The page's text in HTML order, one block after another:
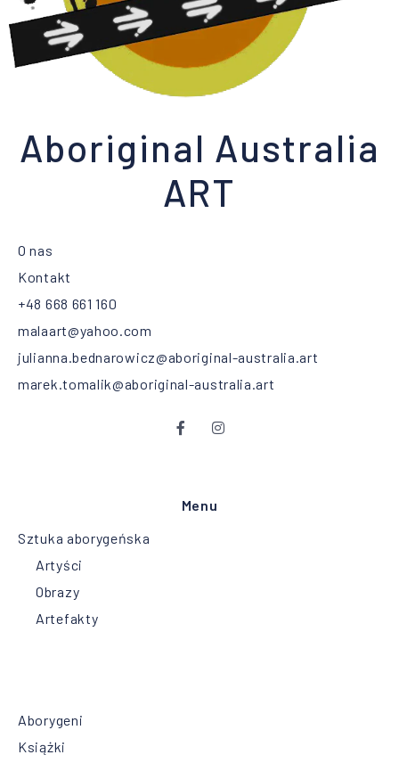
Aboriginal Australia
ART
O nas
Kontakt
+48 668 661 160
malaart@yahoo.com
julianna.bednarowicz@aboriginal-australia.art
marek.tomalik@aboriginal-australia.art
Menu
Sztuka aborygeńska
Artyści
Obrazy
Artefakty
Aborygeni
Książki